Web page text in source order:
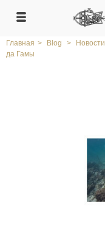
Главная > Blog > Новости
да Гамы